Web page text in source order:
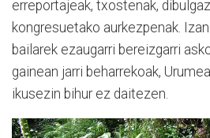
erreportajeak, txostenak,
kongresuetako aurkezpenak.
bailarek ezaugarri bereizgarri
gainean jarri beharrekoak,
ikusezin bihur ez daitezen.